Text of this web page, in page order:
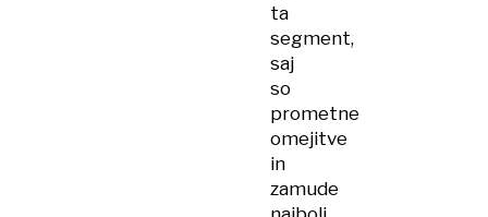
ta
segment,
saj
so
prometne
omejitve
in
zamude